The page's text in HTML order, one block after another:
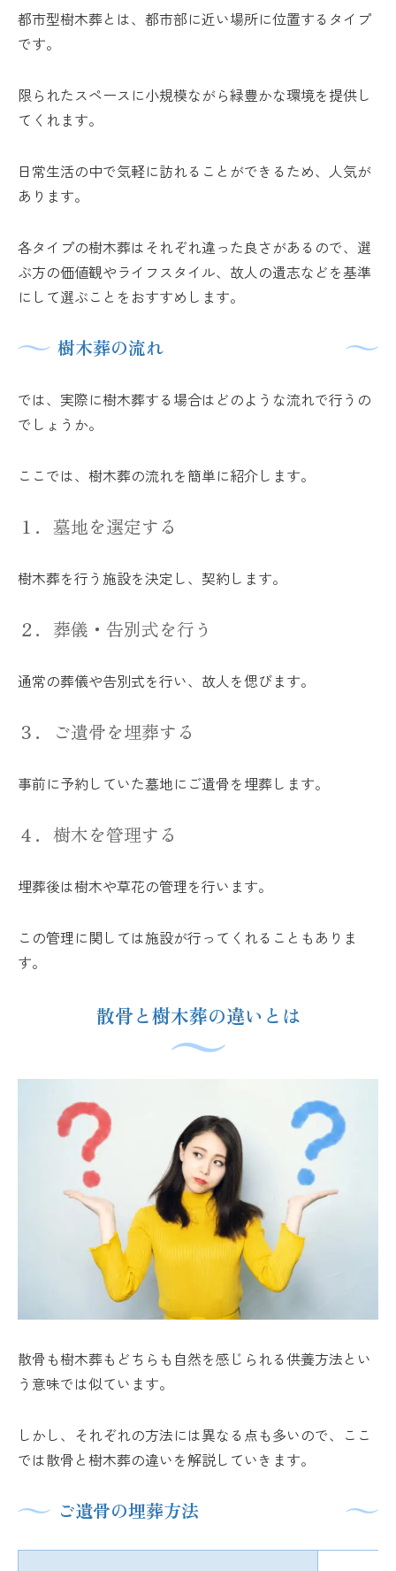
都市型樹木葬とは、都市部に近い場所に位置するタイプ
です。
限られたスペースに小規模ながら緑豊かな環境を提供し
てくれます。
日常生活の中で気軽に訪れることができるため、人気が
あります。
各タイプの樹木葬はそれぞれ違った良さがあるので、選
ぶ方の価値観やライフスタイル、故人の遺志などを基準
にして選ぶことをおすすめします。
樹木葬の流れ
では、実際に樹木葬する場合はどのような流れで行うの
でしょうか。
ここでは、樹木葬の流れを簡単に紹介します。
１．墓地を選定する
樹木葬を行う施設を決定し、契約します。
２．葬儀・告別式を行う
通常の葬儀や告別式を行い、故人を偲びます。
３．ご遺骨を埋葬する
事前に予約していた墓地にご遺骨を埋葬します。
４．樹木を管理する
埋葬後は樹木や草花の管理を行います。
この管理に関しては施設が行ってくれることもありま
す。
散骨と樹木葬の違いとは
散骨も樹木葬もどちらも自然を感じられる供養方法とい
う意味では似ています。
しかし、それぞれの方法には異なる点も多いので、ここ
では散骨と樹木葬の違いを解説していきます。
ご遺骨の埋葬方法